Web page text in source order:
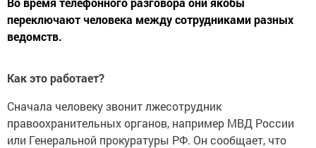
переключают человека между сотрудниками разных
ведомств.
Как это работает?
Сначала человеку звонит лжесотрудник
правоохранительных органов, например МВД России
или Генеральной прокуратуры РФ. Он сообщает, что